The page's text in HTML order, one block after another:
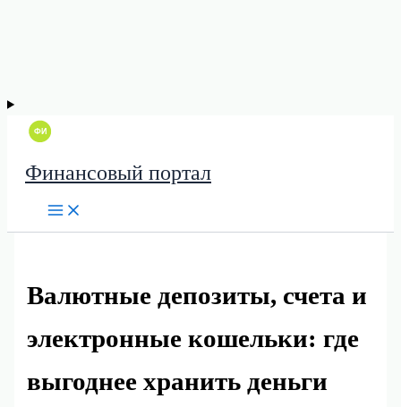
Финансовый портал
Валютные депозиты, счета и
электронные кошельки: где
выгоднее хранить деньги